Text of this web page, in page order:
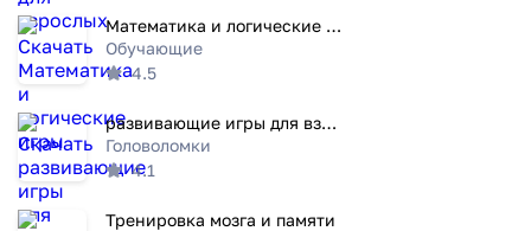
Математика и логические игры
Обучающие
4.5
развивающие игры для взрослого
Головоломки
4.1
Тренировка мозга и памяти